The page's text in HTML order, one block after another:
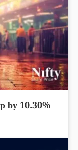
by 10.30%